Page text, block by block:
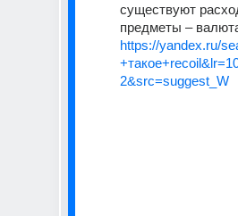
существуют
предметы –
https://yandex.ru/
2&src=suggest_W